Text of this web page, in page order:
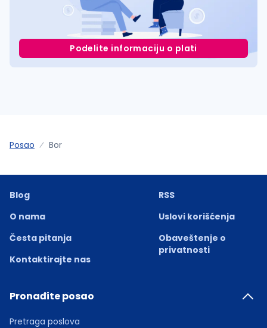
Podelite informaciju o plati
Posao Bor
Blog
O nama
Česta pitanja
Kontaktirajte nas
RSS
Uslovi korišćenja
Obaveštenje o
privatnosti
Pronađite posao
Pretraga poslova